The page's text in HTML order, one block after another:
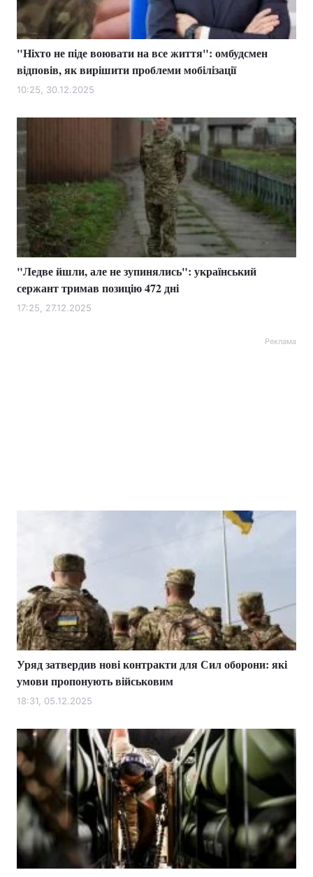
"Ніхто не піде воювати на все життя": омбудсмен
відповів, як вирішити проблеми мобілізації
10:25, 30.12.2025
"Ледве йшли, але не зупинялись": український
сержант тримав позицію 472 дні
17:25, 27.12.2025
Реклама
Уряд затвердив нові контракти для Сил оборони: які
умови пропонують військовим
18:31, 05.12.2025